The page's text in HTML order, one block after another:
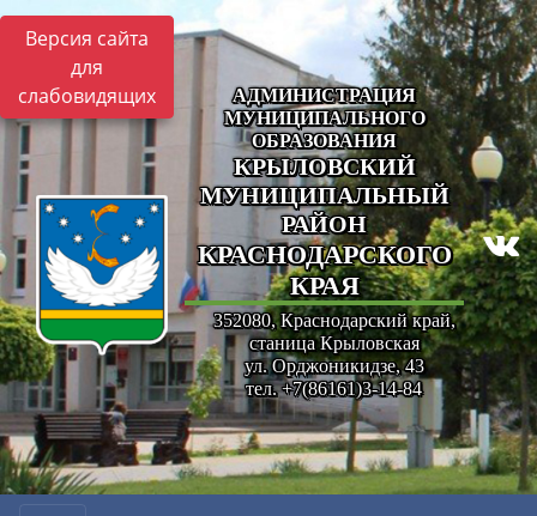
Версия сайта
для
слабовидящих
АДМИНИСТРАЦИЯ
МУНИЦИПАЛЬНОГО
ОБРАЗОВАНИЯ
КРЫЛОВСКИЙ
МУНИЦИПАЛЬНЫЙ
РАЙОН
КРАСНОДАРСКОГО
КРАЯ
352080, Краснодарский край,
станица Крыловская
ул. Орджоникидзе, 43
тел. +7(86161)3-14-84